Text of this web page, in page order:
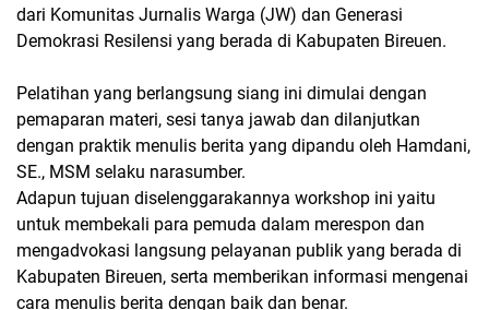
dari Komunitas Jurnalis Warga (JW) dan Generasi
Demokrasi Resilensi yang berada di Kabupaten Bireuen.
Pelatihan yang berlangsung siang ini dimulai dengan
pemaparan materi, sesi tanya jawab dan dilanjutkan
dengan praktik menulis berita yang dipandu oleh Hamdani,
SE., MSM selaku narasumber.
Adapun tujuan diselenggarakannya workshop ini yaitu
untuk membekali para pemuda dalam merespon dan
mengadvokasi langsung pelayanan publik yang berada di
Kabupaten Bireuen, serta memberikan informasi mengenai
cara menulis berita dengan baik dan benar.